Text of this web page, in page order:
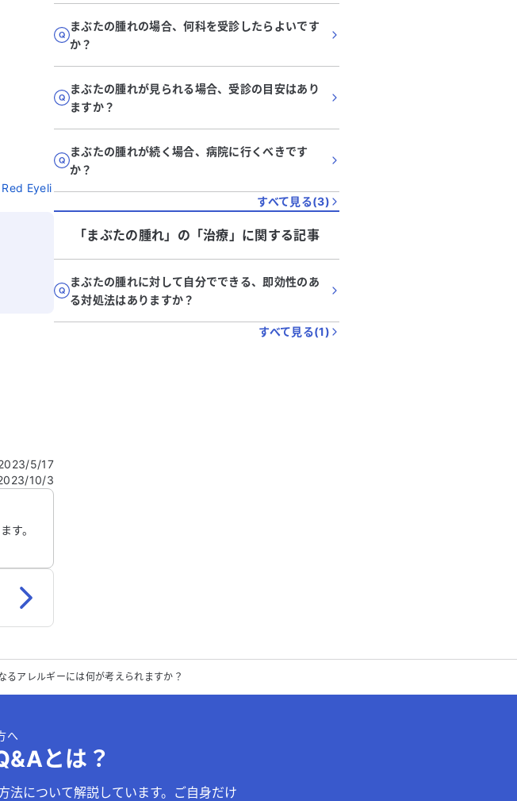
Eyeli
でくだ
5/17
10/3
す。
まぶたの腫れの場合、何科を受診したらよいです
か？
まぶたの腫れが見られる場合、受診の目安はあり
ますか？
まぶたの腫れが続く場合、病院に行くべきです
か？
すべて見る(3)
「まぶたの腫れ」 の「治療 」に関する記事
まぶたの腫れに対して自分でできる、即効性のあ
る対処法はありますか？
すべて見る(1)
るアレルギーには何が考えられますか？
へ
とは？
法について解説しています。ご自身だけ